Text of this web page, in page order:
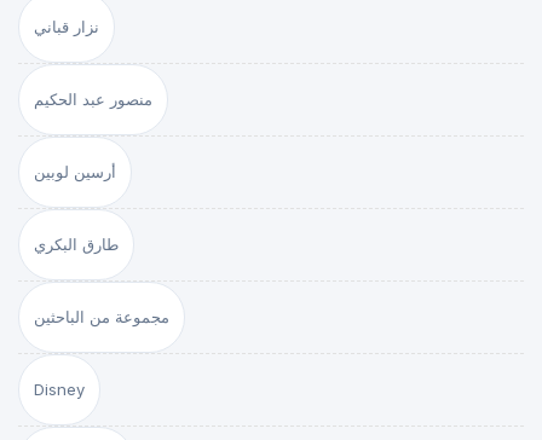
نزار قباني
منصور عبد الحكيم
أرسين لوبين
طارق البكري
مجموعة من الباحثين
Disney